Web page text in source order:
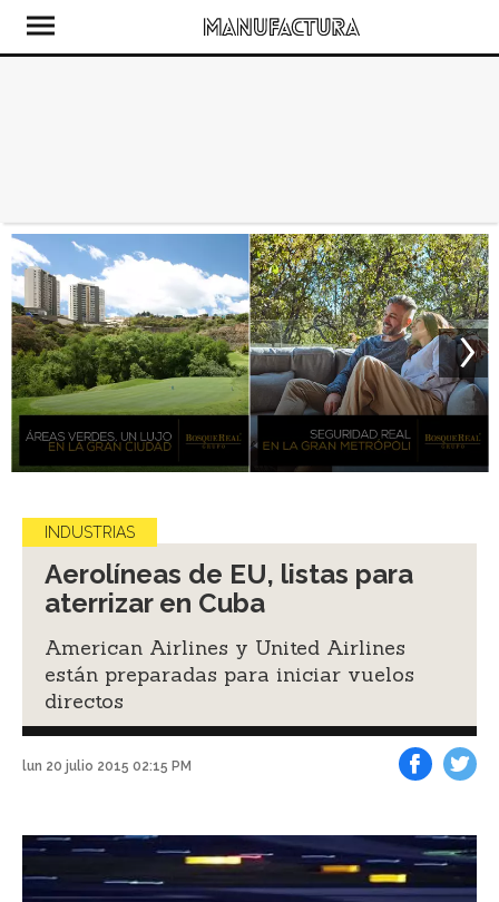
INDUSTRIAS
Aerolíneas de EU, listas para
aterrizar en Cuba
American Airlines y United Airlines
están preparadas para iniciar vuelos
directos
lun 20 julio 2015 02:15 PM